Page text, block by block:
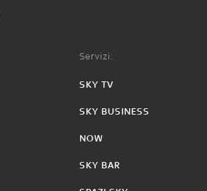
Servizi:
SKY TV
SKY BUSINESS
NOW
SKY BAR